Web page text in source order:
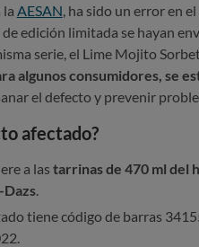
la AESAN , ha sido un error en
edición limitada se hayan
serie, el Lime Mojito
algunos consumidores, se
el defecto y prevenir
afectado?
a las tarrinas de 470 ml del
Dazs.
tiene código de barras